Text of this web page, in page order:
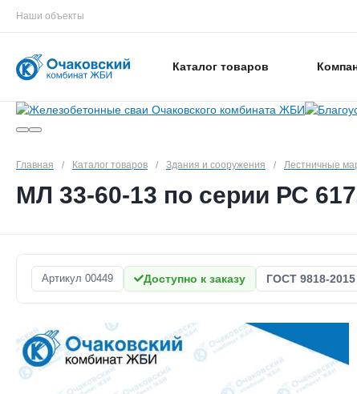
Наши объекты
Каталог товаров
Главная / Каталог товаров / Здания и сооружения / Лестничные
МЛ 33-60-13 по серии РС
Артикул 00449 Доступно к заказу ГОСТ 9818-2015